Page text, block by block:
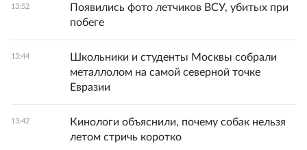
13:52
Появились фото летчиков ВСУ, убитых при
побеге
13:44
Школьники и студенты Москвы собрали
металлолом на самой северной точке
Евразии
13:42
Кинологи объяснили, почему собак нельзя
летом стричь коротко